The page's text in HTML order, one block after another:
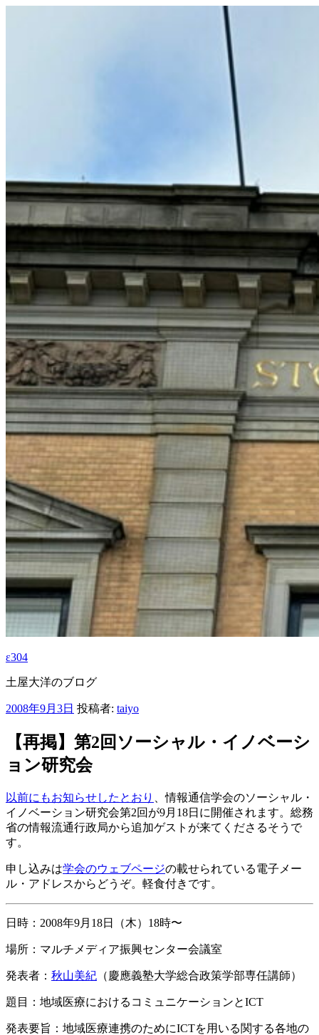
ε304
土屋大洋のブログ
投
日:
2008年9月3日 投稿者: taiyo
【再掲】第2回ソーシャル・イノベーシ
ョン研究会
以前にもお知らせしたとおり
、情報通信学会のソーシャル・
イノベーション研究会第2回が9月18日に開催されます。総務
省の情報流通行政局から追加ゲストが来てくださるそうで
す。
申し込みは学会のウェブページの載せられている電子メー
ル・アドレスからどうぞ。軽食付きです。
日時：2008年9月18日（木）18時〜
場所：マルチメディア振興センター会議室
発表者： 秋山美紀 （慶應義塾大学総合政策学部専任講師）
題目：地域医療におけるコミュニケーションとICT
発表要旨：地域医療連携のためにICTを用いる関する各地の